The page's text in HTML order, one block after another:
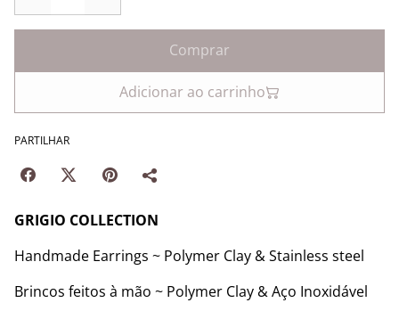
Comprar
Adicionar ao carrinho
PARTILHAR
GRIGIO COLLECTION
Handmade Earrings ~ Polymer Clay & Stainless steel
Brincos feitos à mão ~ Polymer Clay & Aço Inoxidável